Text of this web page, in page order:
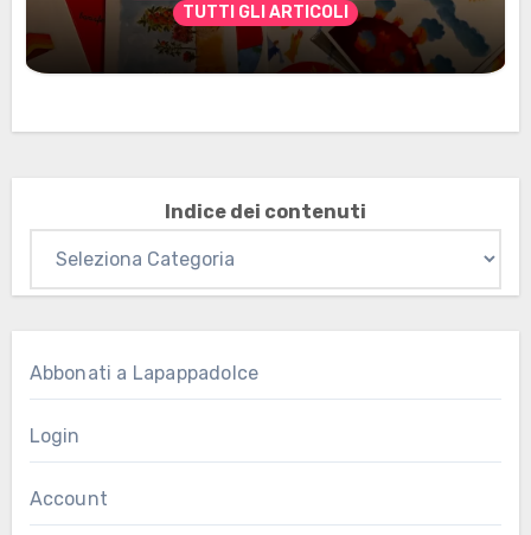
TUTTI GLI ARTICOLI
Marzo 2026: nuovi materiali stampabili
per gli abbonati
Indice dei contenuti
Abbonati a Lapappadolce
Login
Account